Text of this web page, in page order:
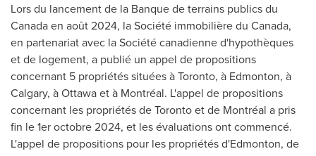
Lors du lancement de la Banque de terrains publics du
Canada en août 2024, la Société immobilière du Canada,
en partenariat avec la Société canadienne d'hypothèques
et de logement, a publié un appel de propositions
concernant 5 propriétés situées àToronto, à Edmonton, à
Calgary, àOttawaet à Montréal. L'appel de propositions
concernant les propriétés deTorontoet de Montréal a pris
fin le 1er octobre2024, et les évaluations ont commencé.
L'appel de propositions pour les propriétés d'Edmonton, de